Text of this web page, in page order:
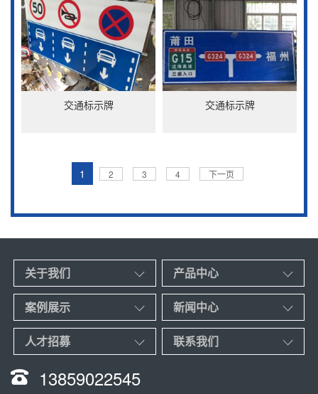
交通标示牌 交通标示牌
1 2 3 4 下一页
关于我们 产品中心
案例展示 新闻中心
人才招募 联系我们
13859022545